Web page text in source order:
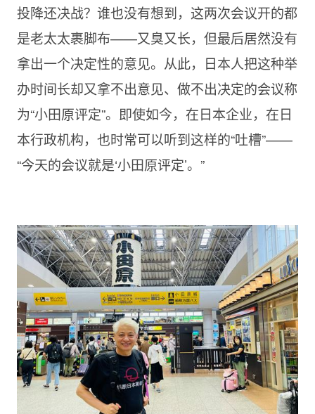
投降还决战？谁也没有想到，这两次会议开的都
是老太太裹脚布——又臭又长，但最后居然没有
拿出一个决定性的意见。从此，日本人把这种举
办时间长却又拿不出意见、做不出决定的会议称
为“小田原评定”。即使如今，在日本企业，在日
本行政机构，也时常可以听到这样的“吐槽”——
“今天的会议就是‘小田原评定’。”